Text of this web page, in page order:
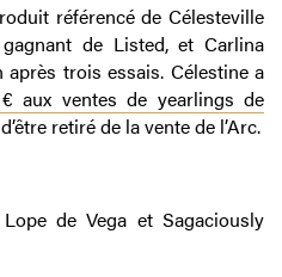
référencé de Célesteville
de Listed, et Carlina
trois essais. Célestine a
aux ventes de yearlings de
retiré de la vente de l’Arc.
de Vega et Sagaciously